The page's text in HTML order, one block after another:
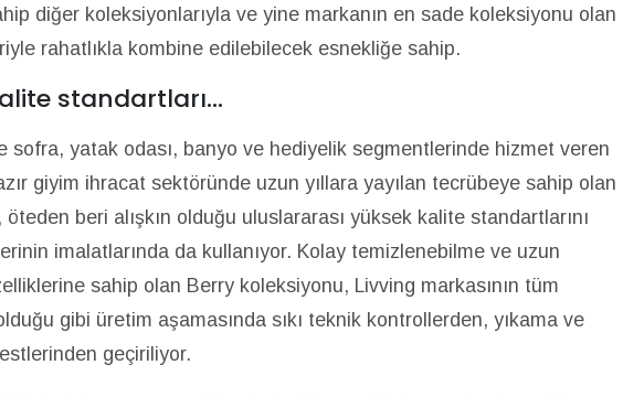
diğer koleksiyonlarıyla ve yine markanın en sade koleksiyonu olan
rahatlıkla kombine edilebilecek esnekliğe sahip.
standartları...
sofra, yatak odası, banyo ve hediyelik segmentlerinde hizmet veren
giyim ihracat sektöründe uzun yıllara yayılan tecrübeye sahip olan
öteden beri alışkın olduğu uluslararası yüksek kalite standartlarını
imalatlarında da kullanıyor. Kolay temizlenebilme ve uzun
sahip olan Berry koleksiyonu, Livving markasının tüm
gibi üretim aşamasında sıkı teknik kontrollerden, yıkama ve
geçiriliyor.